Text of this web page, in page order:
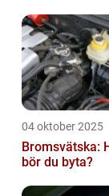
04 oktober 2025
Bromsvätska:
bör du byta?